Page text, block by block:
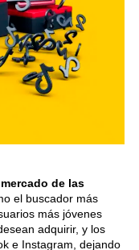
de las
el buscador más
más jóvenes
adquirir, y los
e Instagram, dejando